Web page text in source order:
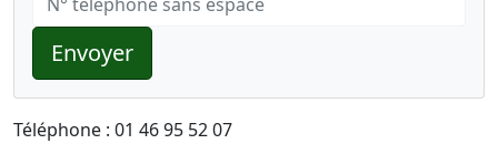
Envoyer
Téléphone : 01 46 95 52 07